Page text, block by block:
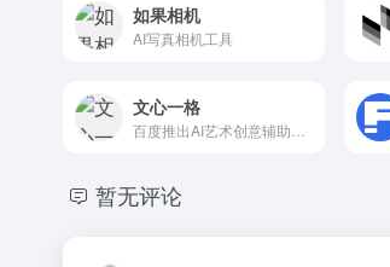
如果相机
AI写真相机工具
文心一格
暂无评论